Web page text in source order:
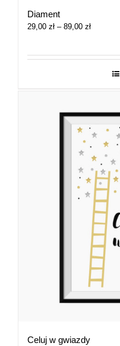
Diament
29,00 zł – 89,00 złZakres
29,00 zł
Celuj w gwiazdy